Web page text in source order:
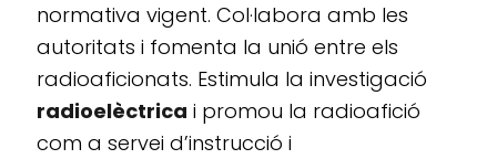
normativa vigent. Col·labora amb les
autoritats i fomenta la unió entre els
radioaficionats. Estimula la investigació
radioelèctrica i promou la radioafició
com a servei d’instrucció i